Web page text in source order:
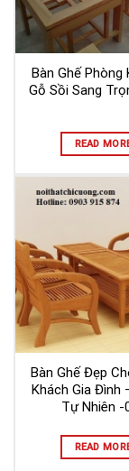
Bàn Ghế Phòng
Gỗ Sồi Sang
READ
Bàn Ghế Đẹp
Khách Gia Đình
Tự Nhiên -
READ